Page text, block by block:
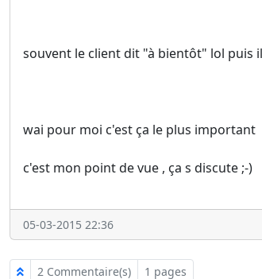
souvent le client dit "à bientôt" lol puis
wai pour moi c'est ça le plus important
c'est mon point de vue , ça s discute ;-)
05-03-2015 22:36
2 Commentaire(s) 1 pages